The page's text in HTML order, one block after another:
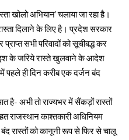
खोलो अभियान’ चलाया जा रहा है।
दिलाने के लिए है। प्रदेश सरकार
सभी परिवादों को सूचीबद्ध कर
के जरिये रास्ते खुलवाने के आदेश
ही दिन करीब एक दर्जन बंद
है- अभी तो राज्यभर में सैंकड़ों रास्तों
राजस्थान काश्तकारी अधिनियम
रास्तों को कानूनी रूप से फिर से चालू